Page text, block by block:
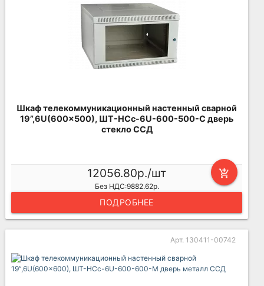
Шкаф телекоммуникационный настенный сварной
19”,6U(600x500), ШТ-НСс-6U-600-500-С дверь
стекло ССД
add_shopping_cart
12056.80р./шт
Без НДС:9882.62р.
ПОДРОБНЕЕ
Арт. 130411-00742